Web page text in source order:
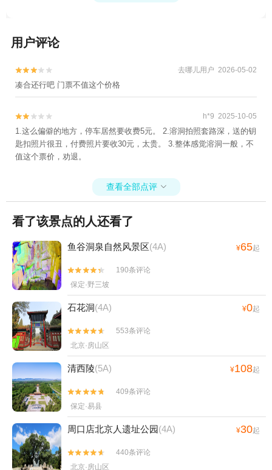
用户评论

 去哪儿用户 2026-05-02
凑合还行吧 门票不值这个价格

 h*9 2025-10-05
1.这么偏僻的地方，停车居然要收费5元。 2.溶洞拍照套路深，送的钥
匙扣照片很丑，付费照片要收30元，太贵。 3.整体感觉溶洞一般，不
值这个票价，劝退。
查看全部点评 
看了该景点的人还看了
鱼谷洞泉自然风景区(4A) ¥65起


190条评论
保定·野三坡
石花洞(4A) ¥0起


553条评论
北京·房山区
清西陵(5A) ¥108起


409条评论
保定·易县
周口店北京人遗址公园(4A) ¥30起


440条评论
北京·房山区